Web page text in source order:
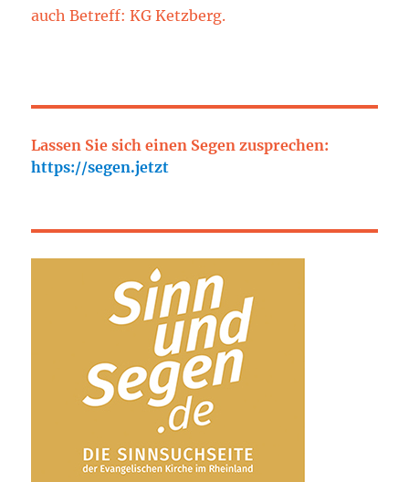
auch Betreff: KG Ketzberg.
Lassen Sie sich einen Segen zusprechen:
https://segen.jetzt